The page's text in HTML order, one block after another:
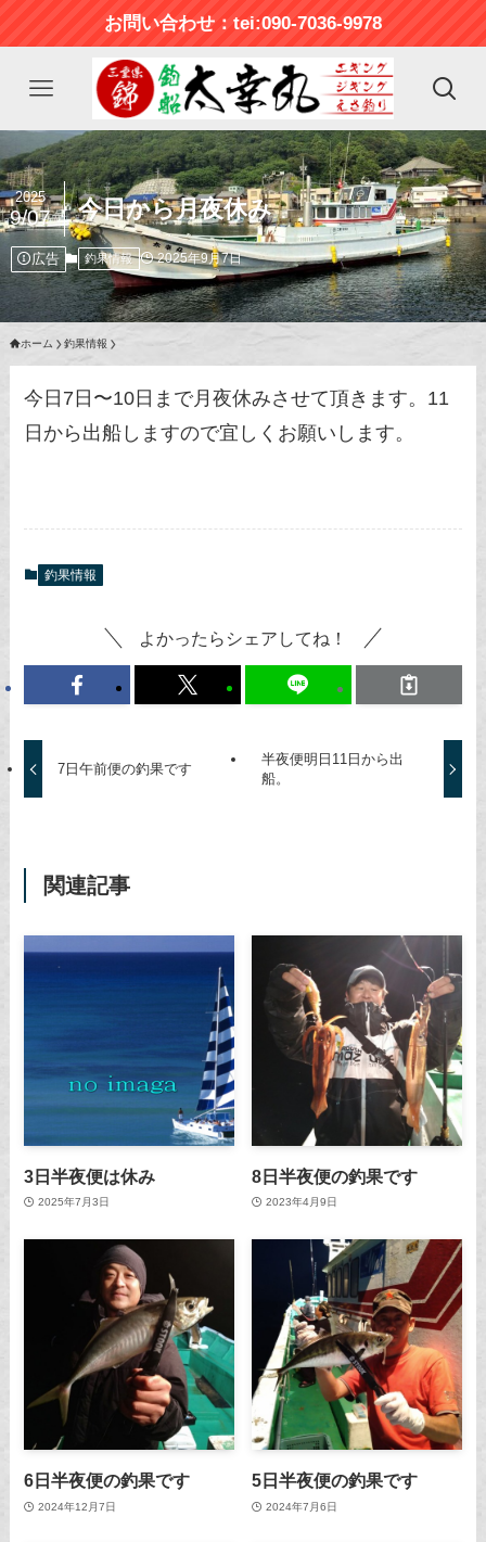
お問い合わせ：tei:090-7036-9978
今日から月夜休み
2025
9/07
広告 釣果情報 2025年9月7日
ホーム 釣果情報
今日7日〜10日まで月夜休みさせて頂きます。11
日から出船しますので宜しくお願いします。
釣果情報
よかったらシェアしてね！
7日午前便の釣果です
半夜便明日11日から出
船。
関連記事
3日半夜便は休み
2025年7月3日
8日半夜便の釣果です
2023年4月9日
6日半夜便の釣果です
2024年12月7日
5日半夜便の釣果です
2024年7月6日